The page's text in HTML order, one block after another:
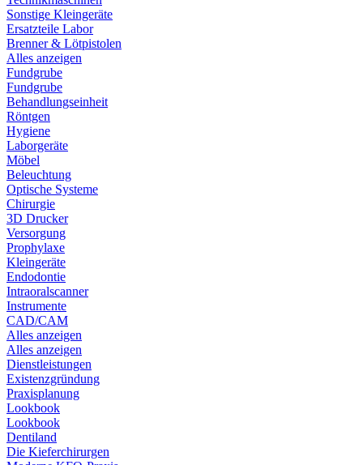
Sonstige Kleingeräte
Ersatzteile Labor
Brenner & Lötpistolen
Alles anzeigen
Fundgrube
Fundgrube
Behandlungseinheit
Röntgen
Hygiene
Laborgeräte
Möbel
Beleuchtung
Optische Systeme
Chirurgie
3D Drucker
Versorgung
Prophylaxe
Kleingeräte
Endodontie
Intraoralscanner
Instrumente
CAD/CAM
Alles anzeigen
Alles anzeigen
Dienstleistungen
Existenzgründung
Praxisplanung
Lookbook
Lookbook
Dentiland
Die Kieferchirurgen